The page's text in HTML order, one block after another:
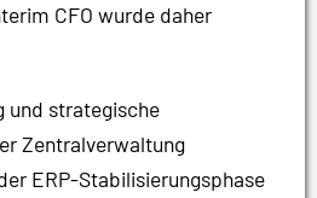
CFO wurde daher
und strategische
Zentralverwaltung
ERP-Stabilisierungsphase